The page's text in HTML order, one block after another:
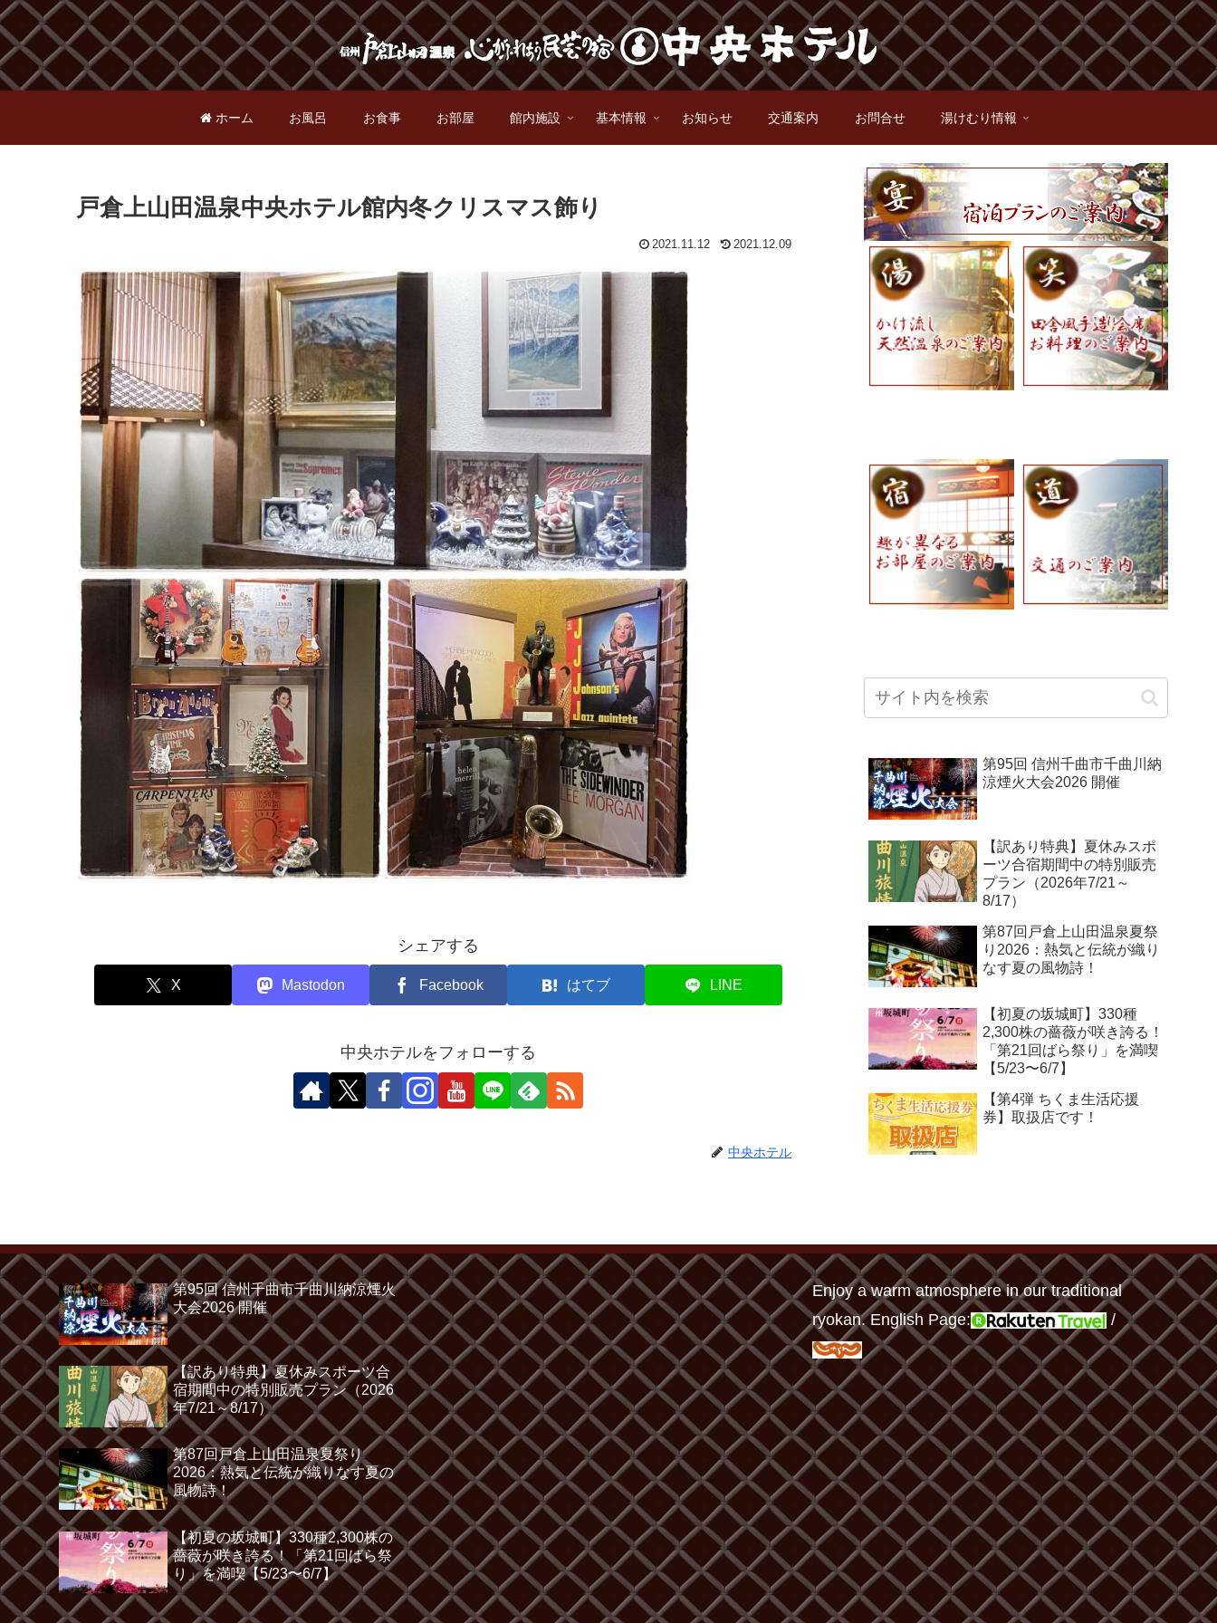
ホーム お風呂 お食事 お部屋 館内施設 基本情報 お知らせ 交通案内 お問合せ 湯けむり情報
戸倉上山田温泉中央ホテル館内冬クリスマス飾り
2021.11.12 2021.12.09
シェアする
X Mastodon Facebook はてブ LINE
中央ホテルをフォローする
中央ホテル
第95回 信州千曲市千曲川納
涼煙火大会2026 開催
【訳あり特典】夏休みスポ
ーツ合宿期間中の特別販売
プラン（2026年7/21～
8/17）
第87回戸倉上山田温泉夏祭
り2026：熱気と伝統が織り
なす夏の風物詩！
【初夏の坂城町】330種
2,300株の薔薇が咲き誇る！
「第21回ばら祭り」を満喫
【5/23〜6/7】
【第4弾 ちくま生活応援
券】取扱店です！
第95回 信州千曲市千曲川納涼煙火
大会2026 開催
【訳あり特典】夏休みスポーツ合
宿期間中の特別販売プラン（2026
年7/21～8/17）
第87回戸倉上山田温泉夏祭り
2026：熱気と伝統が織りなす夏の
風物詩！
【初夏の坂城町】330種2,300株の
薔薇が咲き誇る！「第21回ばら祭
り」を満喫【5/23〜6/7】
Enjoy a warm atmosphere in our traditional
ryokan. English Page:
/